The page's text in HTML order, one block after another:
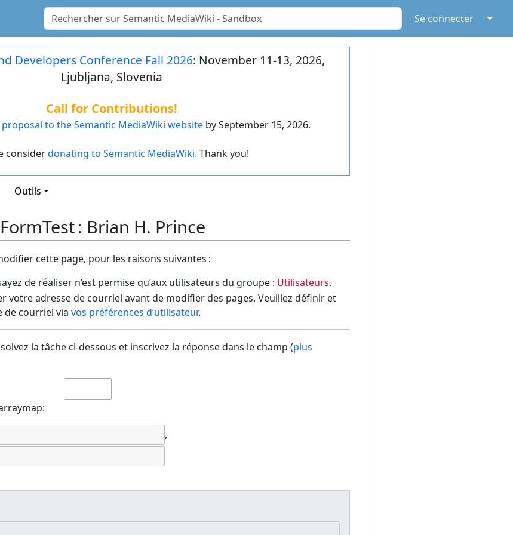
Se connecter ↓
Developers Conference Fall 2026: November 11-13, 2026,
Ljubljana, Slovenia
Call for Contributions!
to the Semantic MediaWiki websiteby September 15, 2026.
considerdonating to Semantic MediaWiki. Thank you!
Outils
: Brian H. Prince
cette page, pour les raisons suivantes :
de réaliser n’est permise qu’aux utilisateurs du groupe : Utilisateurs.
votre adresse de courriel avant de modifier des pages. Veuillez définir et
de courriel via vos préférences d’utilisateur.
la tâche ci-dessous et inscrivez la réponse dans le champ (plus
,